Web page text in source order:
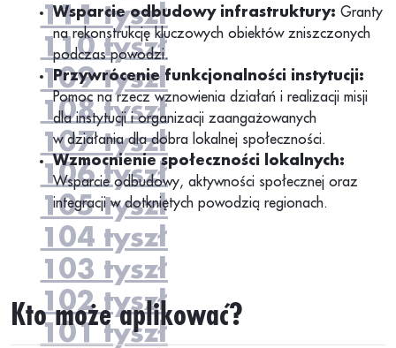
111 tyszł
110 tyszł
109 tyszł
108 tyszł
107 tyszł
106 tyszł
105 tyszł
104 tyszł
103 tyszł
102 tyszł
101 tyszł
Wsparcie odbudowy infrastruktury: Granty
na rekonstrukcję kluczowych obiektów zniszczonych
podczas powodzi.
Przywrócenie funkcjonalności instytucji:
Pomoc na rzecz wznowienia działań i realizacji misji
dla instytucji i organizacji zaangażowanych
w działania dla dobra lokalnej społeczności.
Wzmocnienie społeczności lokalnych:
Wsparcie odbudowy, aktywności społecznej oraz
integracji w dotkniętych powodzią regionach.
Kto może aplikować?